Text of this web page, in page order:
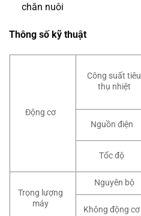
chăn nuôi
Thông số kỹ thuật
Động cơ
Công suất tiêu
thụ nhiệt
Nguồn điện
Tốc độ
Trọng lượng
máy
Nguyên bộ
Không động cơ